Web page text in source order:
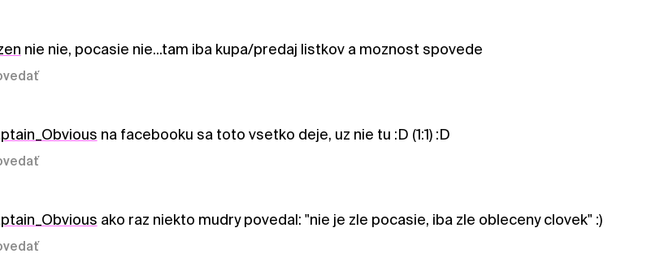
nie nie, pocasie nie...tam iba kupa/predaj listkov a moznost spovede
na facebooku sa toto vsetko deje, uz nie tu :D (1:1) :D
ako raz niekto mudry povedal: "nie je zle pocasie, iba zle obleceny clovek" :)